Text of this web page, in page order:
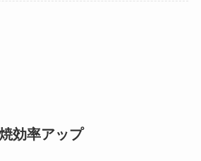
効率アップ